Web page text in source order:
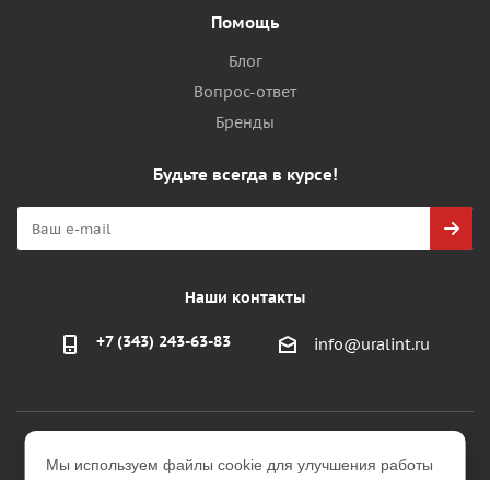
Помощь
Блог
Вопрос-ответ
Бренды
Будьте всегда в курсе!
Наши контакты
+7 (343) 243-63-83 info@uralint.ru
2026 © ООО "УралИнтерьер"
Мы используем файлы cookie для улучшения работы